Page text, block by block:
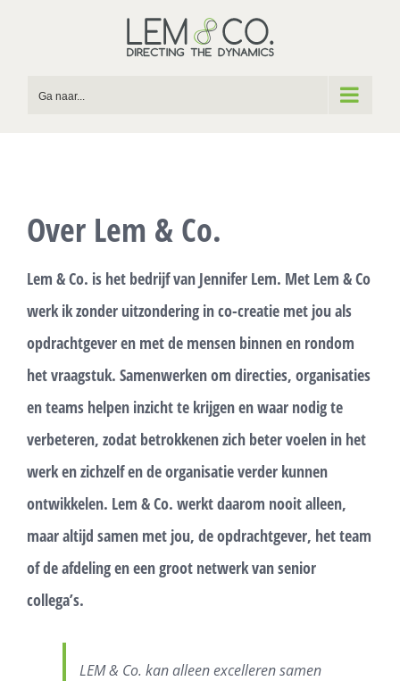
Ga naar...
Over Lem & Co.
Lem & Co. is het bedrijf van Jennifer Lem. Met Lem & Co
werk ik zonder uitzondering in co-creatie met jou als
opdrachtgever en met de mensen binnen en rondom
het vraagstuk. Samenwerken om directies, organisaties
en teams helpen inzicht te krijgen en waar nodig te
verbeteren, zodat betrokkenen zich beter voelen in het
werk en zichzelf en de organisatie verder kunnen
ontwikkelen. Lem & Co. werkt daarom nooit alleen,
maar altijd samen met jou, de opdrachtgever, het team
of de afdeling en een groot netwerk van senior
collega’s.
LEM & Co. kan alleen excelleren samen